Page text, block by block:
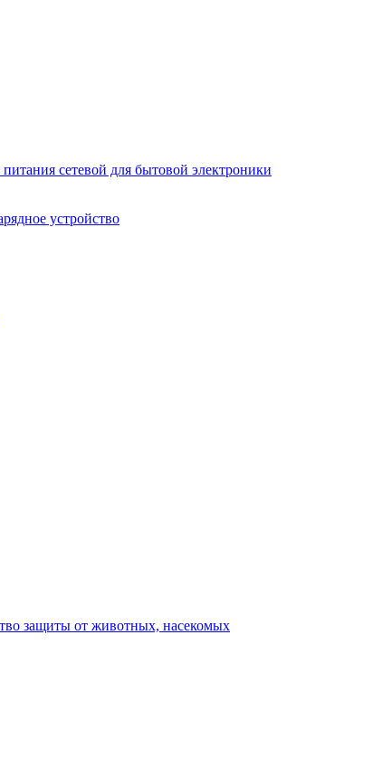
сетевой для бытовой электроники
устройство
защиты от животных, насекомых